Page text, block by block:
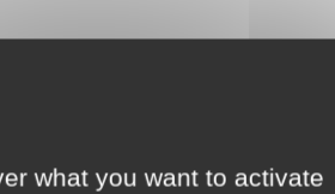
what you want to activate